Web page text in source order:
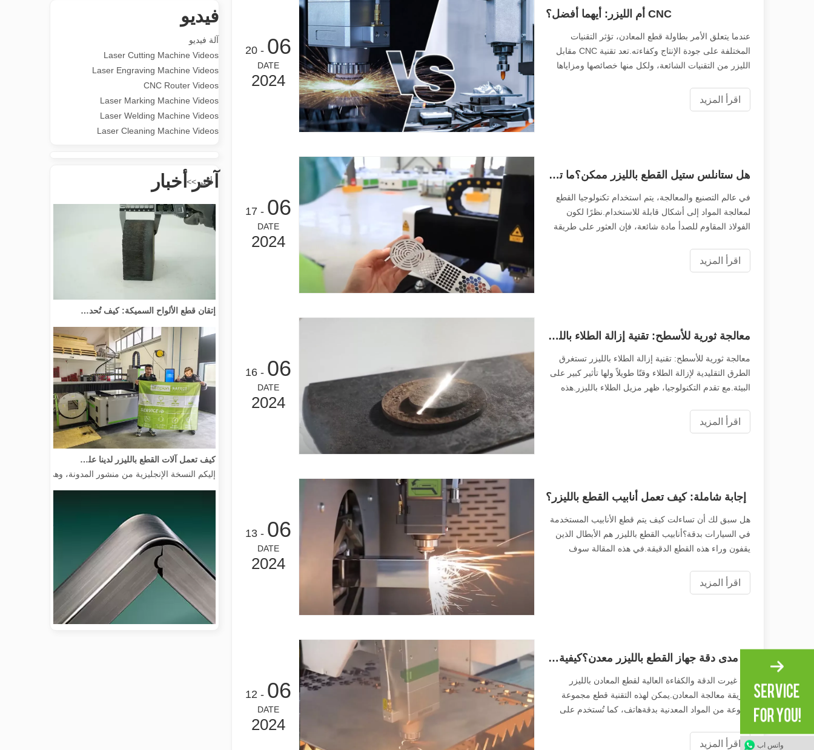
فيديو
آلة فيديو
Laser Cutting Machine Videos
Laser Engraving Machine Videos
CNC Router Videos
Laser Marking Machine Videos
Laser Welding Machine Videos
Laser Cleaning Machine Videos
آخر أخبار
أكثر >>
تنوع تطبيق والميزات المتميزة لآلات علامة الليزر في
إتقان قطع الألواح السميكة: كيف تُحدث آلات القطع بليزر الألياف ثورة في التصنيع
كيف تعمل آلات القطع بالليزر لدينا على تمكين التصنيع المكسيكي
إليكم النسخة الإنجليزية من منشور المدونة، وهي مصممة
06
- 20
DATE
2024
CNC أم الليزر: أيهما أفضل؟
عندما يتعلق الأمر بطاولة قطع المعادن، تؤثر التقنيات
المختلفة على جودة الإنتاج وكفاءته.تعد تقنية CNC مقابل
الليزر من التقنيات الشائعة، ولكل منها خصائصها ومزاياها
الحصول على فهم أعمق
اقرأ المزيد
06
- 17
DATE
2024
هل ستانلس ستيل القطع بالليزر ممكن؟ما تحتاج إلى معرفته؟
في عالم التصنيع والمعالجة، يتم استخدام تكنولوجيا القطع
لمعالجة المواد إلى أشكال قابلة للاستخدام.نظرًا لكون
الفولاذ المقاوم للصدأ مادة شائعة، فإن العثور على طريقة
القطع بالليزر بالدقة والكفاءة وتعدد الاستخدامات
اقرأ المزيد
06
- 16
DATE
2024
معالجة ثورية للأسطح: تقنية إزالة الطلاء بالليزر
معالجة ثورية للأسطح: تقنية إزالة الطلاء بالليزر تستغرق
الطرق التقليدية لإزالة الطلاء وقتًا طويلاً ولها تأثير كبير على
البيئة.مع تقدم التكنولوجيا، ظهر مزيل الطلاء بالليزر.هذه
السد البيئي
اقرأ المزيد
06
- 13
DATE
2024
إجابة شاملة: كيف تعمل أنابيب القطع بالليزر؟
هل سبق لك أن تساءلت كيف يتم قطع الأنابيب المستخدمة
في السيارات بدقة؟أنابيب القطع بالليزر هم الأبطال الذين
يقفون وراء هذه القطع الدقيقة.في هذه المقالة سوف
تحويل الصناعات التي تعتمد على التصنيع الدقيق
للأنابيب.المبادئ الأساسية لليزر
اقرأ المزيد
06
- 12
DATE
2024
ما مدى دقة جهاز القطع بالليزر معدن؟كيفية الحفاظ عليه؟
لقد غيرت الدقة والكفاءة العالية لقطع المعادن بالليزر
طريقة معالجة المعادن.يمكن لهذه التقنية قطع مجموعة
متنوعة من المواد المعدنية بدقةهاتف، كما تُستخدم على
مبدأ عمل آلات القطع بليزر الألياف وكيفية تحقيقها
اقرأ المزيد واتس اب